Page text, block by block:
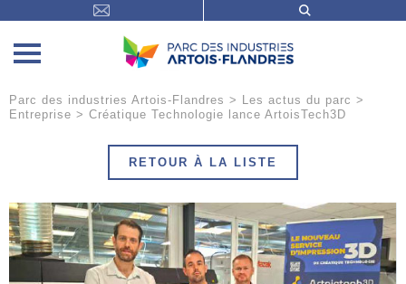
Parc des industries Artois-Flandres > Les actus du parc >
Entreprise > Créatique Technologie lance ArtoisTech3D
RETOUR À LA LISTE